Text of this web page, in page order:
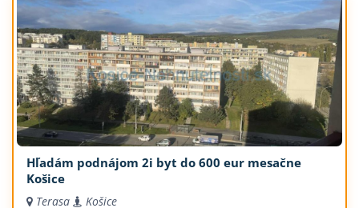
Hľadám podnájom 2i byt do 600 eur mesačne
Košice
Terasa
Košice